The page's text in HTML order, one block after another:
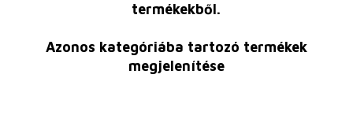
termékekből.
Azonos kategóriába tartozó termékek
megjelenítése